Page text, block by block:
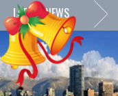
LATEST NEWS